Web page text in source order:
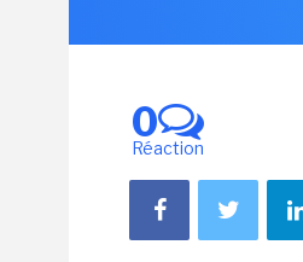
0
Réaction